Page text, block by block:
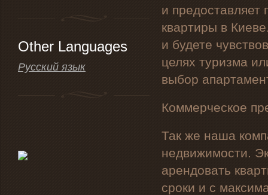
Other Languages
Русский язык
и предоставляет
квартиры в
и будете
целях туризма
выбор
Коммерческое
Так же наша
недвижимости.
арендовать
сроки и с